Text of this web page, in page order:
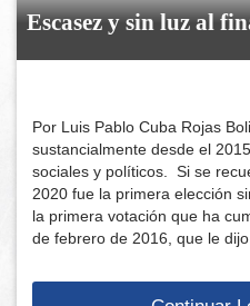
Escasez y sin luz al
Por Luis Pablo Cuba Rojas
sustancialmente desde el
sociales y políticos. Si se
2020 fue la primera elección
la primera votación que ha
de febrero de 2016, que le